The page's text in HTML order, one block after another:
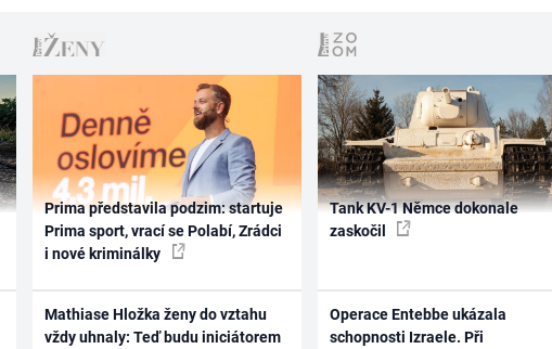
Prima představila podzim: startuje
Prima sport, vrací se Polabí, Zrádci
i nové kriminálky
Mathiase Hložka ženy do vztahu
vždy uhnaly: Teď budu iniciátorem
Tank KV-1 Němce dokonale
zaskočil
Operace Entebbe ukázala
schopnosti Izraele. Při